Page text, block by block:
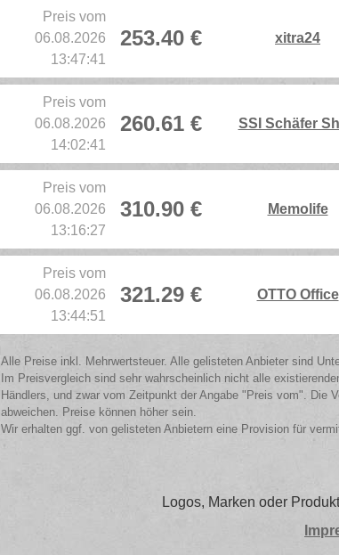
Preis vom
06.08.2026
13:47:41
253.40 € xitra24
Preis vom
06.08.2026
14:02:41
260.61 € SSI Schäfer
Preis vom
06.08.2026
13:16:27
310.90 € Memolife
Preis vom
06.08.2026
13:44:51
321.29 € OTTO Office
Alle Preise inkl. Mehrwertsteuer. Alle gelisteten Anbieter sind
Im Preisvergleich sind sehr wahrscheinlich nicht alle
Händlers, und zwar vom Zeitpunkt der Angabe "Preis vom". Die
abweichen. Preise können höher sein.
Wir erhalten ggf. von gelisteten Anbietern eine Provision für
Logos, Marken oder